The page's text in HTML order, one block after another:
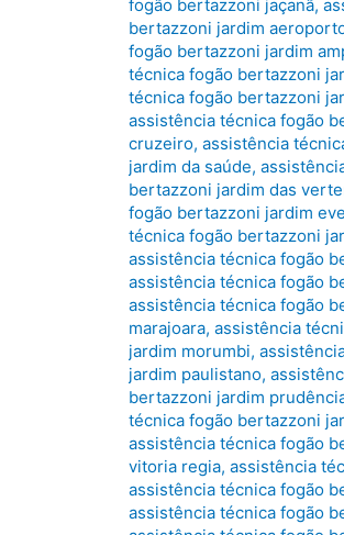
fogão bertazzoni jaçanã,
bertazzoni jardim
fogão bertazzoni jardim
técnica fogão bertazzoni
técnica fogão bertazzoni
assistência técnica fogão
cruzeiro, assistência
jardim da saúde,
bertazzoni jardim das
fogão bertazzoni jardim
técnica fogão bertazzoni
assistência técnica fogão
assistência técnica fogão
assistência técnica fogão
marajoara, assistência
jardim morumbi,
jardim paulistano,
bertazzoni jardim
técnica fogão bertazzoni
assistência técnica fogão
vitoria regia, assistência
assistência técnica fogão
assistência técnica fogão